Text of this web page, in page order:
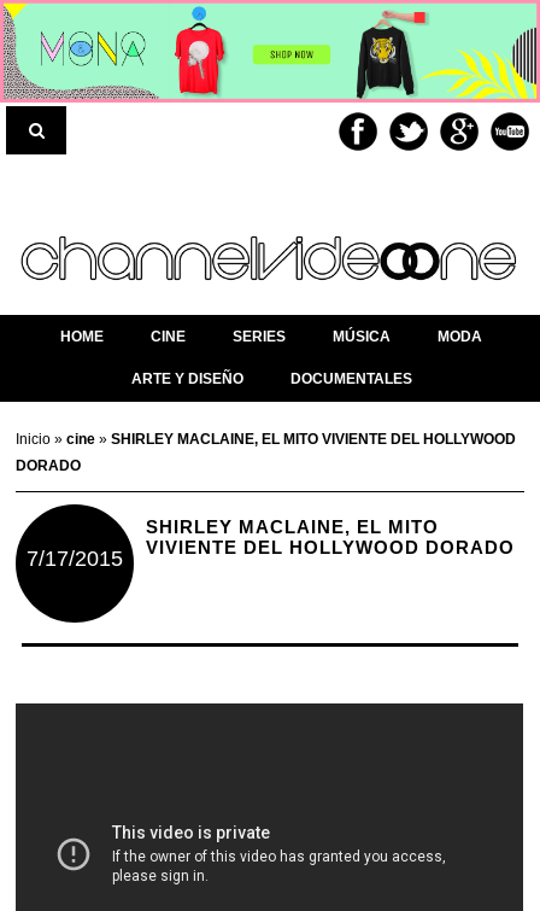
HOME CINE SERIES MÚSICA MODA
ARTE Y DISEÑO DOCUMENTALES
Inicio»cine»SHIRLEY MACLAINE, EL MITO VIVIENTE DEL HOLLYWOOD
DORADO
7/17/2015
SHIRLEY MACLAINE, EL MITO
VIVIENTE DEL HOLLYWOOD DORADO